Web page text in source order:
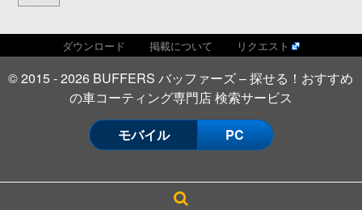
ダウンロード 掲載について リクエスト
© 2015 - 2026 BUFFERS バッファーズ – 探せる！おすすめ
の車コーティング専門店 検索サービス
モバイル PC